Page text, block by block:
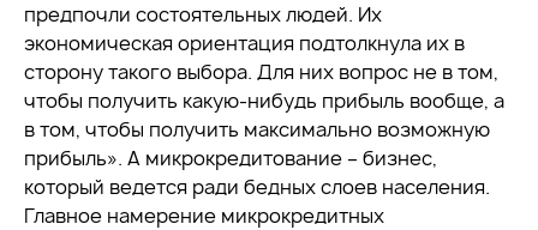
предпочли состоятельных людей. Их
экономическая ориентация подтолкнула их в
сторону такого выбора. Для них вопрос не в том,
чтобы получить какую-нибудь прибыль вообще, а
в том, чтобы получить максимально возможную
прибыль». А микрокредитование – бизнес,
который ведется ради бедных слоев населения.
Главное намерение микрокредитных